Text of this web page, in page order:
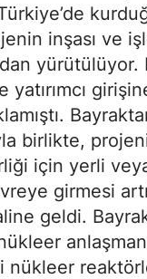
inşası ve
yürütülüyor.
birlikte,
için yerli
girmesi
geldi.
nükleer